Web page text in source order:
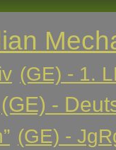
(GE) - 1.
(GE) -
(GE) -